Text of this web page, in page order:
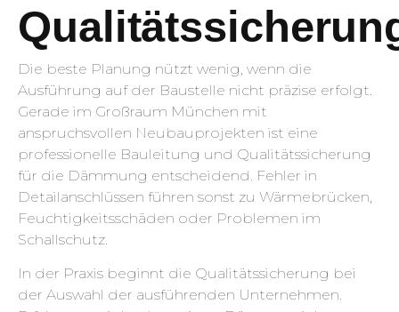
Die beste Planung nützt wenig, wenn die
Ausführung auf der Baustelle nicht präzise erfolgt.
Gerade im Großraum München mit
anspruchsvollen Neubauprojekten ist eine
professionelle Bauleitung und Qualitätssicherung
für die Dämmung entscheidend. Fehler in
Detailanschlüssen führen sonst zu Wärmebrücken,
Feuchtigkeitsschäden oder Problemen im
Schallschutz.
In der Praxis beginnt die Qualitätssicherung bei
der Auswahl der ausführenden Unternehmen.